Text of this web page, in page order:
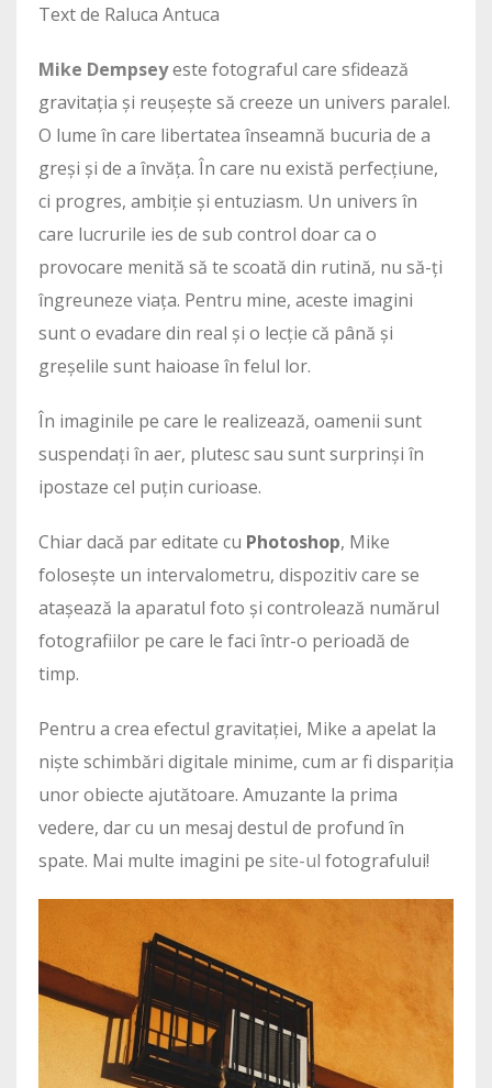
Text de Raluca Antuca
Mike Dempseyeste fotograful care sfidează
gravitația și reușește să creeze un univers paralel.
O lume în care libertatea înseamnă bucuria de a
greși și de a învăța. În care nu există perfecțiune,
ci progres, ambiție și entuziasm. Un univers în
care lucrurile ies de sub control doar ca o
provocare menită să te scoată din rutină, nu să-ți
îngreuneze viața. Pentru mine, aceste imagini
sunt o evadare din real și o lecție că până și
greșelile sunt haioase în felul lor.
În imaginile pe care le realizează, oamenii sunt
suspendați în aer, plutesc sau sunt surprinși în
ipostaze cel puțin curioase.
Chiar dacă par editate cu Photoshop, Mike
folosește un intervalometru, dispozitiv care se
atașează la aparatul foto și controlează numărul
fotografiilor pe care le faci într-o perioadă de
timp.
Pentru a crea efectul gravitației, Mike a apelat la
niște schimbări digitale minime, cum ar fi dispariția
unor obiecte ajutătoare. Amuzante la prima
vedere, dar cu un mesaj destul de profund în
spate. Mai multe imagini pe site-ul fotografului!